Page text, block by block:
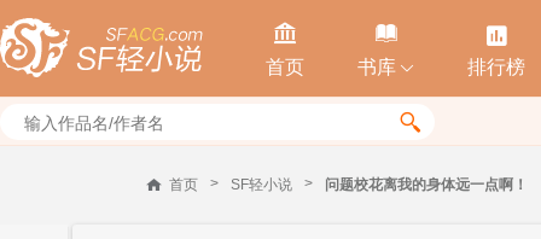

首页

书库 

排行榜

首页 > SF轻小说 > 问题校花离我的身体远一点啊！